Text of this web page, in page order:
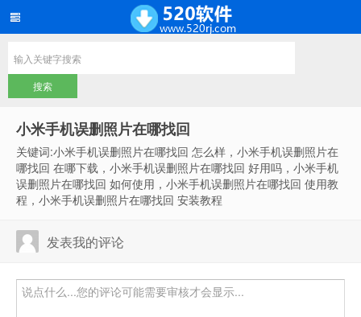
小米手机误删照片在哪找回
关键词:小米手机误删照片在哪找回 怎么样，小米手机误删照片在
哪找回 在哪下载，小米手机误删照片在哪找回 好用吗，小米手机
误删照片在哪找回 如何使用，小米手机误删照片在哪找回 使用教
程，小米手机误删照片在哪找回 安装教程
发表我的评论